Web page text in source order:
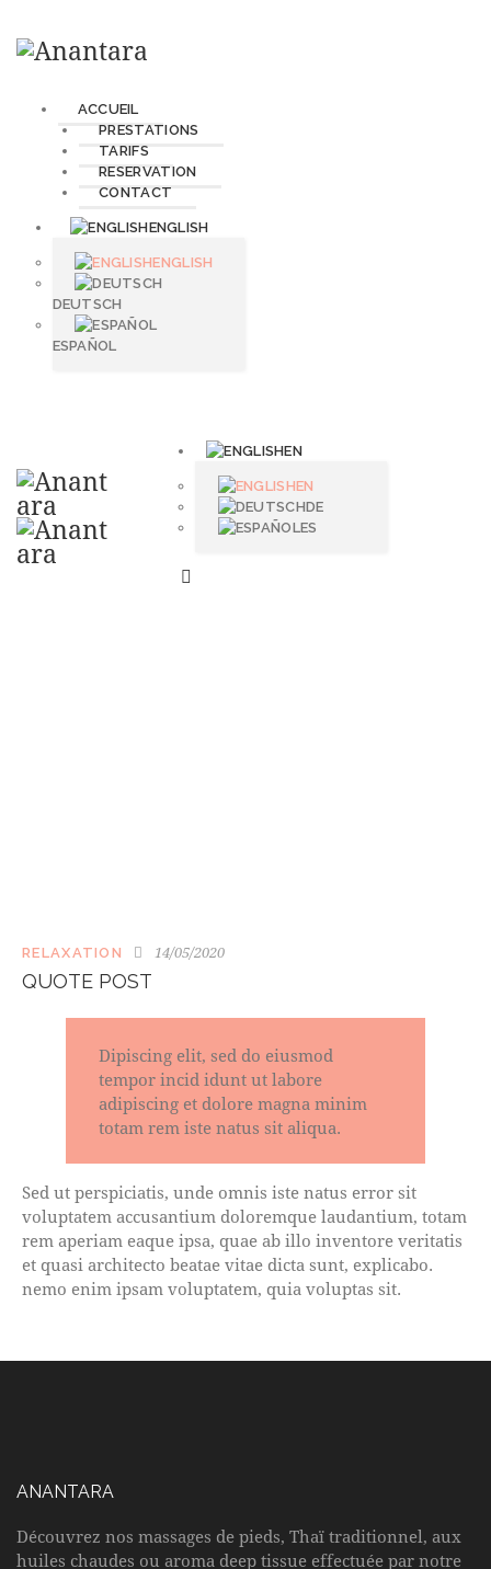
ACCUEIL
PRESTATIONS
TARIFS
RESERVATION
CONTACT
ENGLISH
ENGLISH
DEUTSCH
ESPAÑOL
EN
EN
DE
ES
RELAXATION 14/05/2020
QUOTE POST
Dipiscing elit, sed do eiusmod
tempor incid idunt ut labore
adipiscing et dolore magna minim
totam rem iste natus sit aliqua.
Sed ut perspiciatis, unde omnis iste natus error sit
voluptatem accusantium doloremque laudantium, totam
rem aperiam eaque ipsa, quae ab illo inventore veritatis
et quasi architecto beatae vitae dicta sunt, explicabo.
nemo enim ipsam voluptatem, quia voluptas sit.
ANANTARA
Découvrez nos massages de pieds, Thaï traditionnel, aux
huiles chaudes ou aroma deep tissue effectuée par notre